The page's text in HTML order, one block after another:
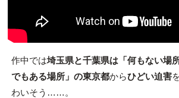
作中では埼玉県と千葉県は「何もない場所
でもある場所」の東京都からひどい迫害
わいそう……。